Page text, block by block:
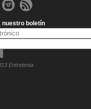
nuestro boletín
Entretenia